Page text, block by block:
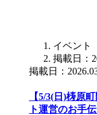
イベント
掲載日：
掲載日：
【5/3(日)梼原
ト運営のお手